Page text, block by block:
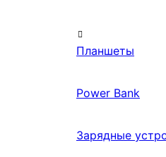
Планшеты
Power Bank
Зарядные